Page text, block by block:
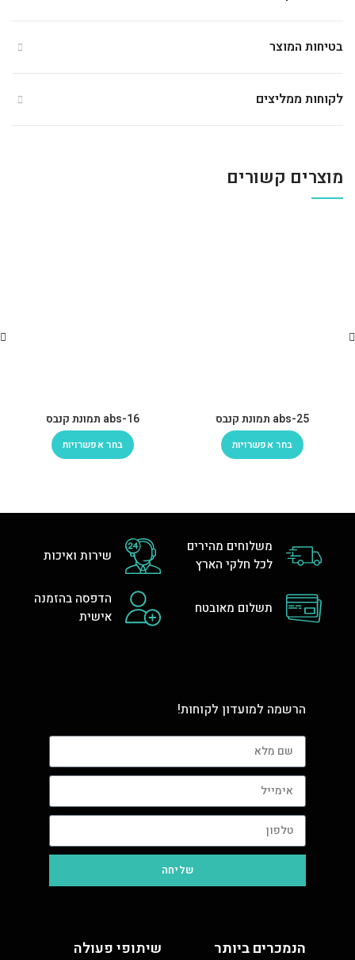
בטיחות המוצר
לקוחות ממליצים
מוצרים קשורים
abs-25 תמונת קנבס
בחר אפשרויות
abs-16 תמונת קנבס
בחר אפשרויות
משלוחים מהירים
לכל חלקי הארץ
שירות ואיכות
תשלום מאובטח
הדפסה בהזמנה
אישית
הרשמה למועדון לקוחות!
שליחה
הנמכרים ביותר שיתופי פעולה